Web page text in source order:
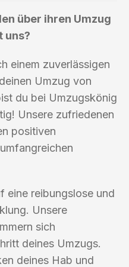
über ihren Umzug
uns?
einem zuverlässigen
Umzug von
du bei Umzugskönig
Unsere zufriedenen
positiven
eine reibungslose und
Unsere
sich
deines Umzugs.
deines Hab und